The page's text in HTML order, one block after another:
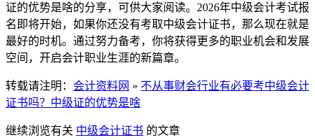
证的优势是啥的分享，可供大家阅读。2026年中级会计考试报
名即将开始，如果你还没有考取中级会计证书，那么现在就是
最好的时机。通过努力备考，你将获得更多的职业机会和发展
空间，开启会计职业生涯的新篇章。
转载请注明： 会计资料网 » 不从事财会行业有必要考中级会计
证书吗？中级证的优势是啥
继续浏览有关 中级会计证书 的文章